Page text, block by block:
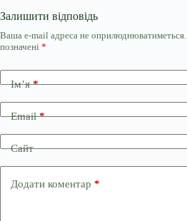
Залишити відповідь
Ваша e-mail адреса не оприлюднюватиметься.
позначені *
Ім’я*
Email*
Сайт
Додати коментар *